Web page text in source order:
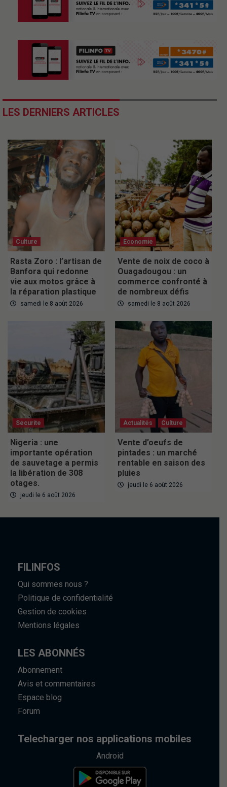
LES DERNIERS ARTICLES
Culture
Rasta Zoro : l’artisan de
Banfora qui redonne
vie aux motos grâce à
la réparation plastique
samedi le 8 août 2026
Economie
Vente de noix de coco à
Ouagadougou : un
commerce confronté à
de nombreux défis
samedi le 8 août 2026
Securite
Nigeria : une
importante opération
de sauvetage a permis
la libération de 308
otages.
jeudi le 6 août 2026
Actualités Culture
Vente d’oeufs de
pintades : un marché
rentable en saison des
pluies
jeudi le 6 août 2026
FILINFOS
Qui sommes nous ?
Politique de confidentialité
Gestion de cookies
Mentions légales
LES ABONNÉS
Abonnement
Avis et commentaires
Espace blog
Forum
Telecharger nos applications mobiles
Android